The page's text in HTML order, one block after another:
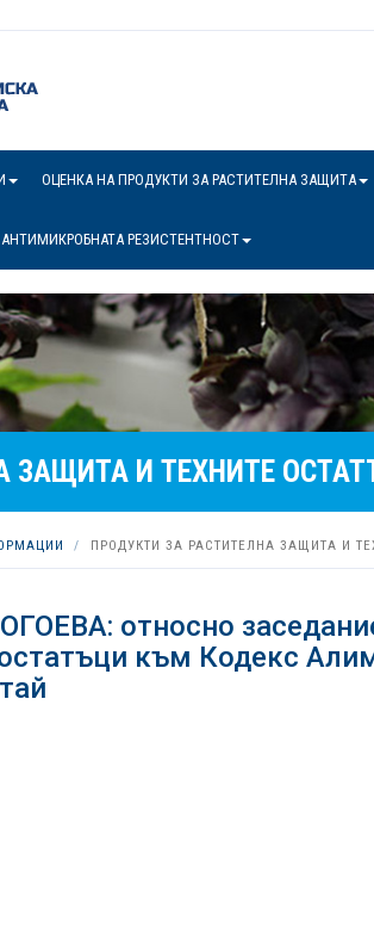
ОЦЕНКА НА ПРОДУКТИ ЗА РАСТИТЕЛНА ЗАЩИТА
АНТИМИКРОБНАТА РЕЗИСТЕНТНОСТ
ЗАЩИТА И ТЕХНИТЕ
ПРОДУКТИ ЗА РАСТИТЕЛНА ЗАЩИТА И
относно
към Кодекс